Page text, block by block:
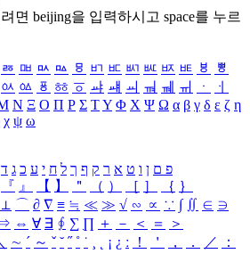
면 beijing을 입력하시고 space를 누르
ㅭ ㅮ ㅯ ㅰ ㅱ ㅲ ㅳ ㅴ ㅵ ㅶ ㅷ ㅸ
ㅹ
ㆂ ㆃ ㆄ ㆅ ㆆ ㆇ ㆈ ㆉ ㆊ ㆋ ㆌ ㆍ
ㆎ
Ν Ξ Ο Π Ρ Σ ΤΥ Φ Χ Ψ Ω α β γ δ ε ζ η
χ ψ ω
פ ם ן ו ט א ר ק ף ך ל ח י ע כ ג ד
『 』 【 】 ＂ （ ） ［ ］ ｛ ｝
⊥ ⌒ ∂ ∇ ≡ ≒ ≪ ≫ √ ∽ ∝ ∵ ∫ ∬ ∈ ∋
⇔ ∀ ∃ ∮ ∑ ∏ ＋ － ＜ ＝
＞
∼ ´ ～ ˇ ˘ ˝ ˚ ˙ ¸ ¡ ¿ ː ！ ＇ ， ． ／
：